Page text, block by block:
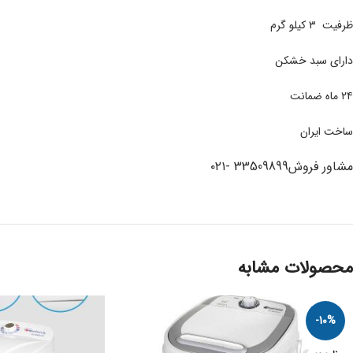
ظرفیت ۳ کیلو گرم
دارای سبد خشکن
۲۴ ماه ضمانت
ساخت ایران
مشاور فروش33509899 -۰۲۱
محصولات مشابه
-10%